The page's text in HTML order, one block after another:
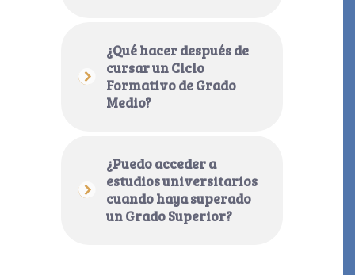
¿Qué hacer después de
cursar un Ciclo
Formativo de Grado
Medio?
¿Puedo acceder a
estudios universitarios
cuando haya superado
un Grado Superior?